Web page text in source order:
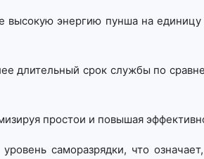
энергию пунша на
длительный срок службы по
простои и повышая
саморазрядки, что